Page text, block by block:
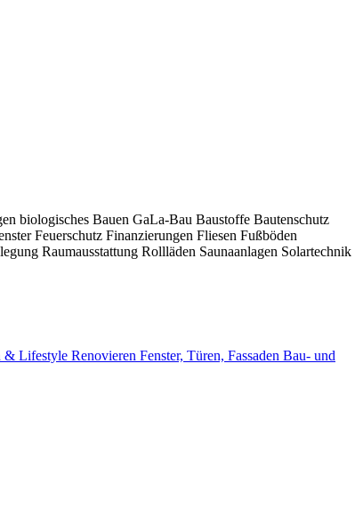
biologisches Bauen GaLa-Bau Baustoffe Bautenschutz
Feuerschutz Finanzierungen Fliesen Fußböden
Raumausstattung Rollläden Saunaanlagen Solartechnik
& Lifestyle Renovieren Fenster, Türen, Fassaden Bau- und